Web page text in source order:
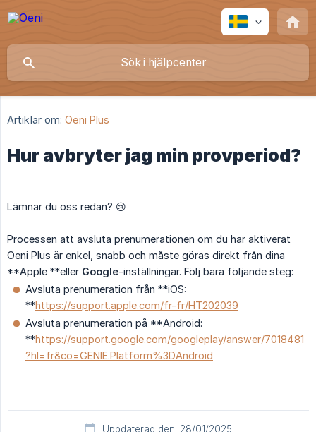
Artiklar om: Oeni Plus
Hur avbryter jag min provperiod?
Lämnar du oss redan? 😢
Processen att avsluta prenumerationen om du har aktiverat
Oeni Plus är enkel, snabb och måste göras direkt från dina
**Apple **eller Google-inställningar. Följ bara följande steg:
Avsluta prenumeration från **iOS:
**https://support.apple.com/fr-fr/HT202039
Avsluta prenumeration på **Android:
**https://support.google.com/googleplay/answer/7018481
?hl=fr&co=GENIE.Platform%3DAndroid
Uppdaterad den: 28/01/2025